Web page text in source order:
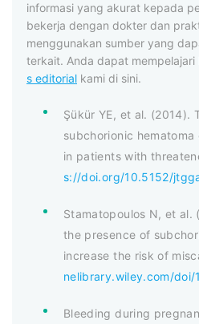
informasi yang akurat kepada
bekerja dengan dokter dan
menggunakan sumber yang
terkait. Anda dapat mempelajari
s editorial kami di sini.
Şükür YE, et al. (2014).
subchorionic
in patients with
s://doi.org/10.5152/
Stamatopoulos N, et al.
the presence of
increase the risk of
nelibrary.wiley.com/
Bleeding during